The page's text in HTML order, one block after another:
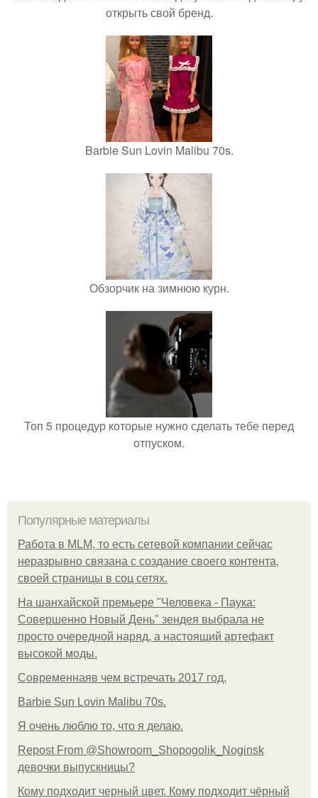
открыть свой бренд.
Barbie Sun Lovin Malibu 70s.
Обзорчик на зимнюю курн.
Топ 5 процедур которые нужно сделать тебе перед
отпуском.
Популярные материалы
Работа в MLM, то есть сетевой компании сейчас
неразрывно связана с создание своего контента,
своей страницы в соц сетях.
На шанхайской премьере "Человека - Паука:
Совершенно Новый День" зендея выбрала не
просто очередной наряд, а настоящий артефакт
высокой моды.
Современнаяв чем встречать 2017 год.
Barbie Sun Lovin Malibu 70s.
Я очень люблю то, что я делаю.
Repost From @Showroom_Shopogolik_Noginsk
девочки выпускницы?
Кому подходит черный цвет. Кому подходит чёрный